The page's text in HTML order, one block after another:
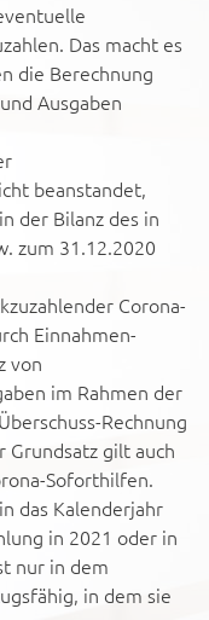
Das macht es
die Berechnung
Ausgaben
beanstandet,
der Bilanz des in
zum 31.12.2020
Corona-
Einnahmen-
von
im Rahmen der
Rechnung
Grundsatz gilt auch
Soforthilfen.
das Kalenderjahr
in 2021 oder in
nur in dem
in dem sie